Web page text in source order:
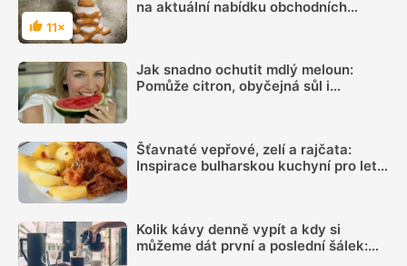
Hodnocení
11×
na aktuální nabídku obchodních
Jak snadno ochutit mdlý meloun:
Pomůže citron, obyčejná sůl i
Šťavnaté vepřové, zelí a rajčata:
Inspirace bulharskou kuchyní pro letní
Kolik kávy denně vypít a kdy si
můžeme dát první a poslední šálek: